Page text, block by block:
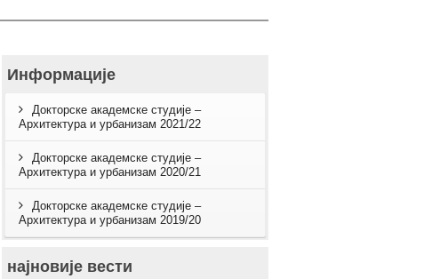
Информације
Докторске академске студије –
Архитектура и урбанизам 2021/22
Докторске академске студије –
Архитектура и урбанизам 2020/21
Докторске академске студије –
Архитектура и урбанизам 2019/20
најновије вести